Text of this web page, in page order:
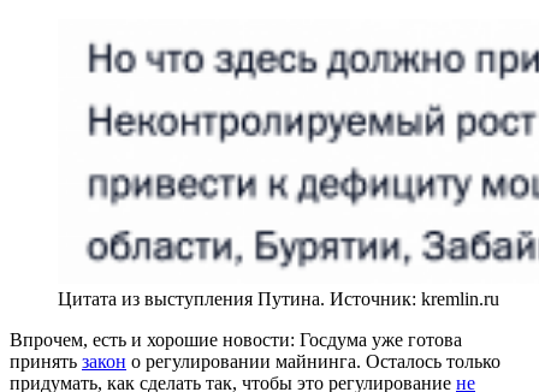
Цитата из выступления Путина. Источник: kremlin.ru
Впрочем, есть и хорошие новости: Госдума уже готова
принять закон о регулировании майнинга. Осталось только
придумать, как сделать так, чтобы это регулирование не